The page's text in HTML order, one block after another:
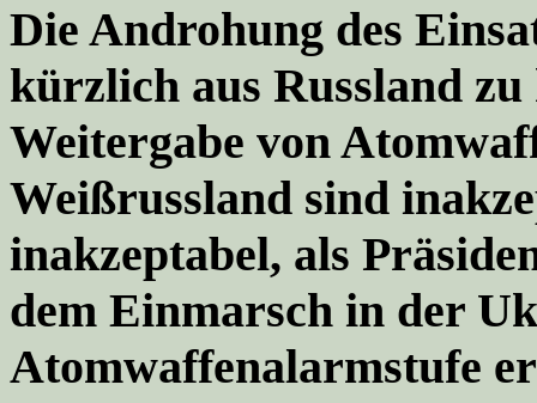
Die Androhung des
kürzlich aus Russland
Weitergabe von
Weißrussland sind
inakzeptabel, als
dem Einmarsch in der
Atomwaffenalarmstufe